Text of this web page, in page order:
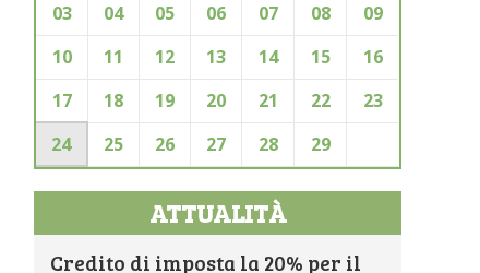
03
04 05 06 07 08
09
10
11 12 13 14 15
16
17
18 19 20 21 22
23
24
25 26 27 28 29
ATTUALITÀ
Credito di imposta la 20% per il